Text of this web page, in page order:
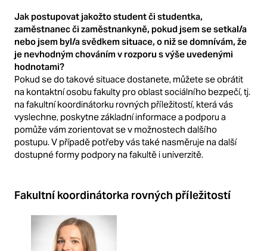
Jak postupovat jakožto student či studentka,
zaměstnanec či zaměstnankyně, pokud jsem se setkal/a
nebo jsem byl/a svědkem situace, o niž se domnívám, že
je nevhodným chováním v rozporu s výše uvedenými
hodnotami?
Pokud se do takové situace dostanete, můžete se obrátit
na kontaktní osobu fakulty pro oblast sociálního bezpečí, tj.
na fakultní koordinátorku rovných příležitostí, která vás
vyslechne, poskytne základní informace a podporu a
pomůže vám zorientovat se v možnostech dalšího
postupu. V případě potřeby vás také nasměruje na další
dostupné formy podpory na fakultě i univerzitě.
Fakultní koordinátorka rovných příležitostí